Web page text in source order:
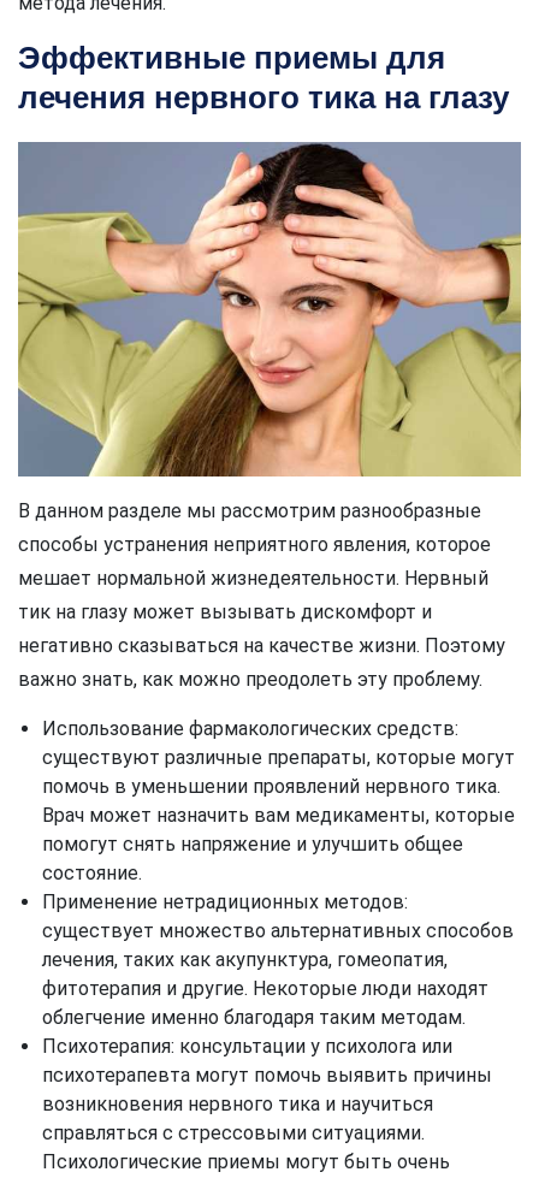
Эффективные приемы для
лечения нервного тика на глазу
В данном разделе мы рассмотрим разнообразные
способы устранения неприятного явления, которое
мешает нормальной жизнедеятельности. Нервный
тик на глазу может вызывать дискомфорт и
негативно сказываться на качестве жизни. Поэтому
важно знать, как можно преодолеть эту проблему.
Использование фармакологических средств:
существуют различные препараты, которые могут
помочь в уменьшении проявлений нервного тика.
Врач может назначить вам медикаменты, которые
помогут снять напряжение и улучшить общее
состояние.
Применение нетрадиционных методов:
существует множество альтернативных способов
лечения, таких как акупунктура, гомеопатия,
фитотерапия и другие. Некоторые люди находят
облегчение именно благодаря таким методам.
Психотерапия: консультации у психолога или
психотерапевта могут помочь выявить причины
возникновения нервного тика и научиться
справляться с стрессовыми ситуациями.
Психологические приемы могут быть очень